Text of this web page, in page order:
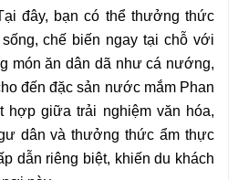
đây, bạn có thể thưởng thức
chế biến ngay tại chỗ với
món ăn dân dã như cá nướng,
đến đặc sản nước mắm Phan
hợp giữa trải nghiệm văn hóa,
dân và thưởng thức ẩm thực
dẫn riêng biệt, khiến du khách